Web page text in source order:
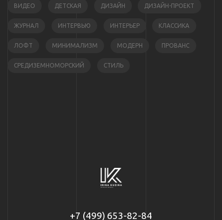
ВИДЕО ДЕТСКАЯ ДИЗАЙН ДИЗАЙН-ПРОЕКТ
ЖУРНАЛ ИНТЕРВЬЮ ИНТЕРЬЕР КЛАССИКА
ЛОФТ МИНИМАЛИЗМ МОДЕРН ПРОВАНС
СРЕДИЗЕМНОМОРСКИЙ СТИЛЬ
+7 (499) 653-82-84